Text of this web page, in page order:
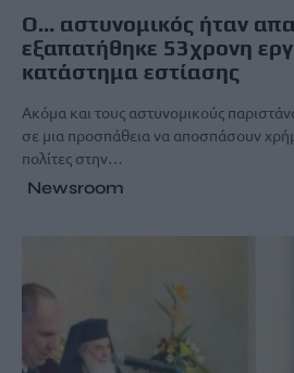
Ο… αστυνομικός ήταν
εξαπατήθηκε 53χρονη
κατάστημα εστίασης
Ακόμα και τους αστυνομικούς
σε μια προσπάθεια να αποσπάσουν
πολίτες στην…
Newsroom